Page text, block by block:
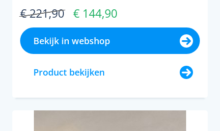
€ 221,90 € 144,90
Bekijk in webshop
Product bekijken